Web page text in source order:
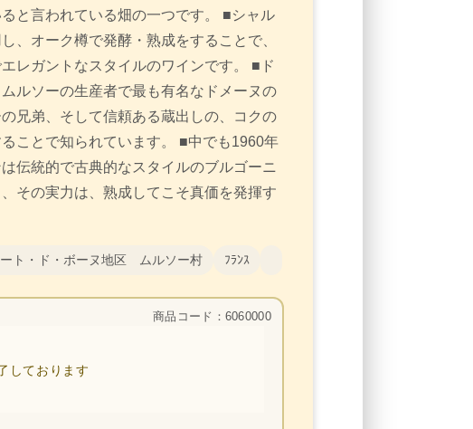
と言われている畑の一つです。 ■シャル
、オーク樽で発酵・熟成をすることで、
レガントなスタイルのワインです。 ■ド
ルソーの生産者で最も有名なドメーヌの
兄弟、そして信頼ある蔵出しの、コクの
ことで知られています。 ■中でも1960年
伝統的で古典的なスタイルのブルゴーニ
その実力は、熟成してこそ真価を発揮す
ト・ド・ボーヌ地区 ムルソー村 ﾌﾗﾝｽ
商品コード：6060000
しております